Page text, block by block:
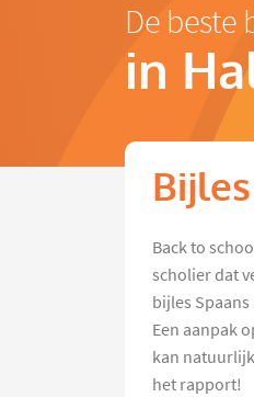
De beste
in
Back to
scholier dat
bijles
Een aanpak
kan
het rapport!